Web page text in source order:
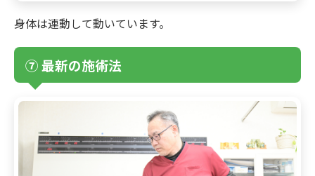
身体は連動して動いています。
⑦ 最新の施術法